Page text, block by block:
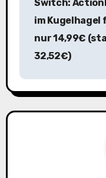
a
g
Switch:
im Kugelhagel
nur 14,99€
32,52€)